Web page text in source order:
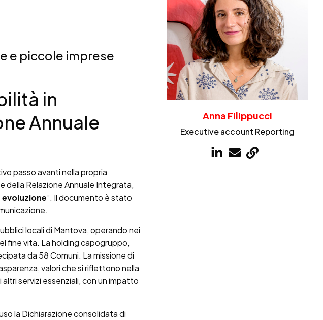
e piccole imprese
in
Annuale
passo avanti nella propria
della Relazione Annuale Integrata,
”. Il documento è stato
locali di Mantova, operando nei
fine vita. La holding capogruppo,
da 58 Comuni. La missione di
valori che si riflettono nella
servizi essenziali, con un impatto
la Dichiarazione consolidata di
Anna Filippucci
Executive account Reporting